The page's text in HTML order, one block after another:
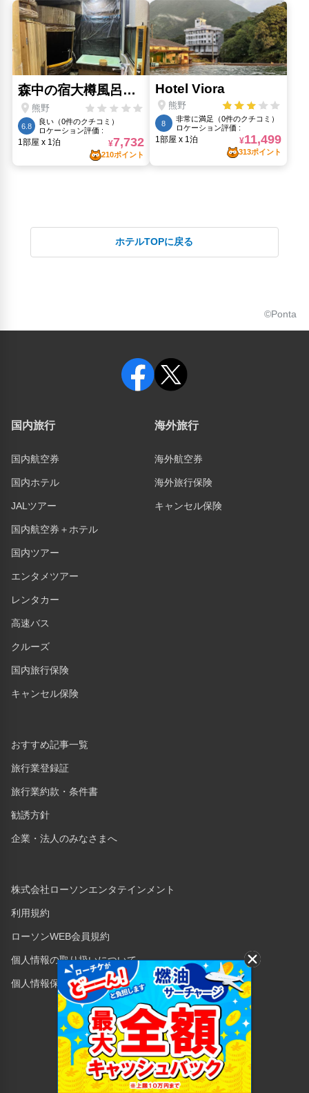
ホテルTOPに戻る
©Ponta
国内旅行
国内航空券
国内ホテル
JALツアー
国内航空券＋ホテル
国内ツアー
エンタメツアー
レンタカー
高速バス
クルーズ
国内旅行保険
キャンセル保険
海外旅行
海外航空券
海外旅行保険
キャンセル保険
おすすめ記事一覧
旅行業登録証
旅行業約款・条件書
勧誘方針
企業・法人のみなさまへ
株式会社ローソンエンタテインメント
利用規約
ローソンWEB会員規約
個人情報の取り扱いについて
個人情報保護方針
Copyright © 1998 Lawson Entertainment, Inc.